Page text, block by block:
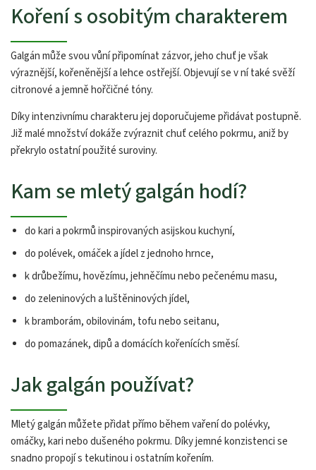
Koření s osobitým charakterem
Galgán může svou vůní připomínat zázvor, jeho chuť je však
výraznější, kořeněnější a lehce ostřejší. Objevují se v ní také svěží
citronové a jemně hořčičné tóny.
Díky intenzivnímu charakteru jej doporučujeme přidávat postupně.
Již malé množství dokáže zvýraznit chuť celého pokrmu, aniž by
překrylo ostatní použité suroviny.
Kam se mletý galgán hodí?
do kari a pokrmů inspirovaných asijskou kuchyní,
do polévek, omáček a jídel z jednoho hrnce,
k drůbežímu, hovězímu, jehněčímu nebo pečenému masu,
do zeleninových a luštěninových jídel,
k bramborám, obilovinám, tofu nebo seitanu,
do pomazánek, dipů a domácích kořenících směsí.
Jak galgán používat?
Mletý galgán můžete přidat přímo během vaření do polévky,
omáčky, kari nebo dušeného pokrmu. Díky jemné konzistenci se
snadno propojí s tekutinou i ostatním kořením.